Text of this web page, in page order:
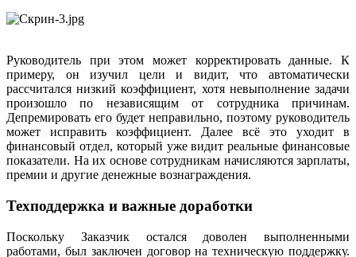
Руководитель при этом может корректировать данные. К
примеру, он изучил цели и видит, что автоматически
рассчитался низкий коэффициент, хотя невыполнение задачи
произошло по независящим от сотрудника причинам.
Депремировать его будет неправильно, поэтому руководитель
может исправить коэффициент. Далее всё это уходит в
финансовый отдел, который уже видит реальные финансовые
показатели. На их основе сотрудникам начисляются зарплаты,
премии и другие денежные вознаграждения.
Техподдержка и важные доработки
Поскольку Заказчик остался доволен выполненными
работами, был заключен договор на техническую поддержку.